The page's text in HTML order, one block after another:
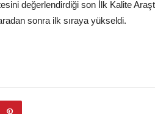
değerlendirdiği son İlk Kalite
sonra ilk sıraya yükseldi.